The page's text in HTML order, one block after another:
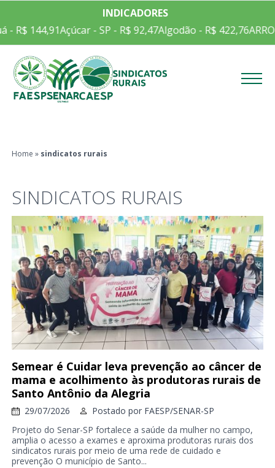
INDICADORES
144,91Açúcar - SP - R$ 92,47Algodão - R$ 422,76ARROZ
Home » sindicatos rurais
SINDICATOS RURAIS
Semear é Cuidar leva prevenção ao câncer de
mama e acolhimento às produtoras rurais de
Santo Antônio da Alegria
29/07/2026 Postado por FAESP/SENAR-SP
Projeto do Senar-SP fortalece a saúde da mulher no campo,
amplia o acesso a exames e aproxima produtoras rurais dos
sindicatos rurais por meio de uma rede de cuidado e
prevenção O município de Santo...